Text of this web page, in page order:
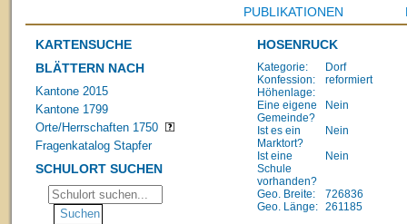
PUBLIKATIONEN
KARTENSUCHE
BLÄTTERN NACH
Kantone 2015
Kantone 1799
Orte/Herrschaften 1750
Fragenkatalog Stapfer
SCHULORT SUCHEN
HOSENRUCK
Kategorie:
Dorf
Konfession:
reformiert
Höhenlage:
Eine eigene
Gemeinde?
Nein
Ist es ein
Marktort?
Nein
Ist eine
Schule
vorhanden?
Nein
Geo. Breite:
726836
Geo. Länge: 261185